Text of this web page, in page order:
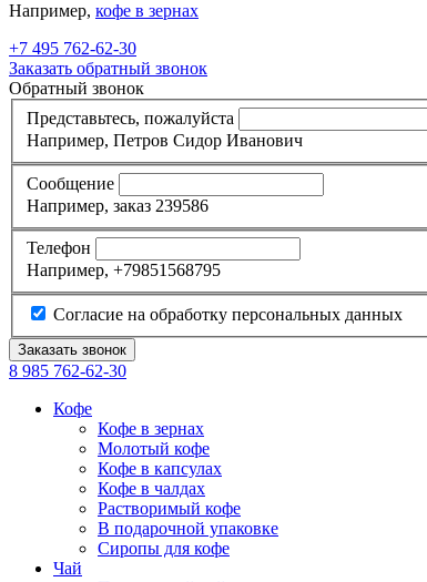
Например, кофе в зернах
+7 495 762-62-30
Заказать обратный звонок
Обратный звонок
Представьтесь, пожалуйста
Например, Петров Сидор Иванович
Сообщение
Например, заказ 239586
Телефон
Например, +79851568795
Согласие на обработку персональных данных
8 985 762-62-30
Кофе
Кофе в зернах
Молотый кофе
Кофе в капсулах
Кофе в чалдах
Растворимый кофе
В подарочной упаковке
Сиропы для кофе
Чай